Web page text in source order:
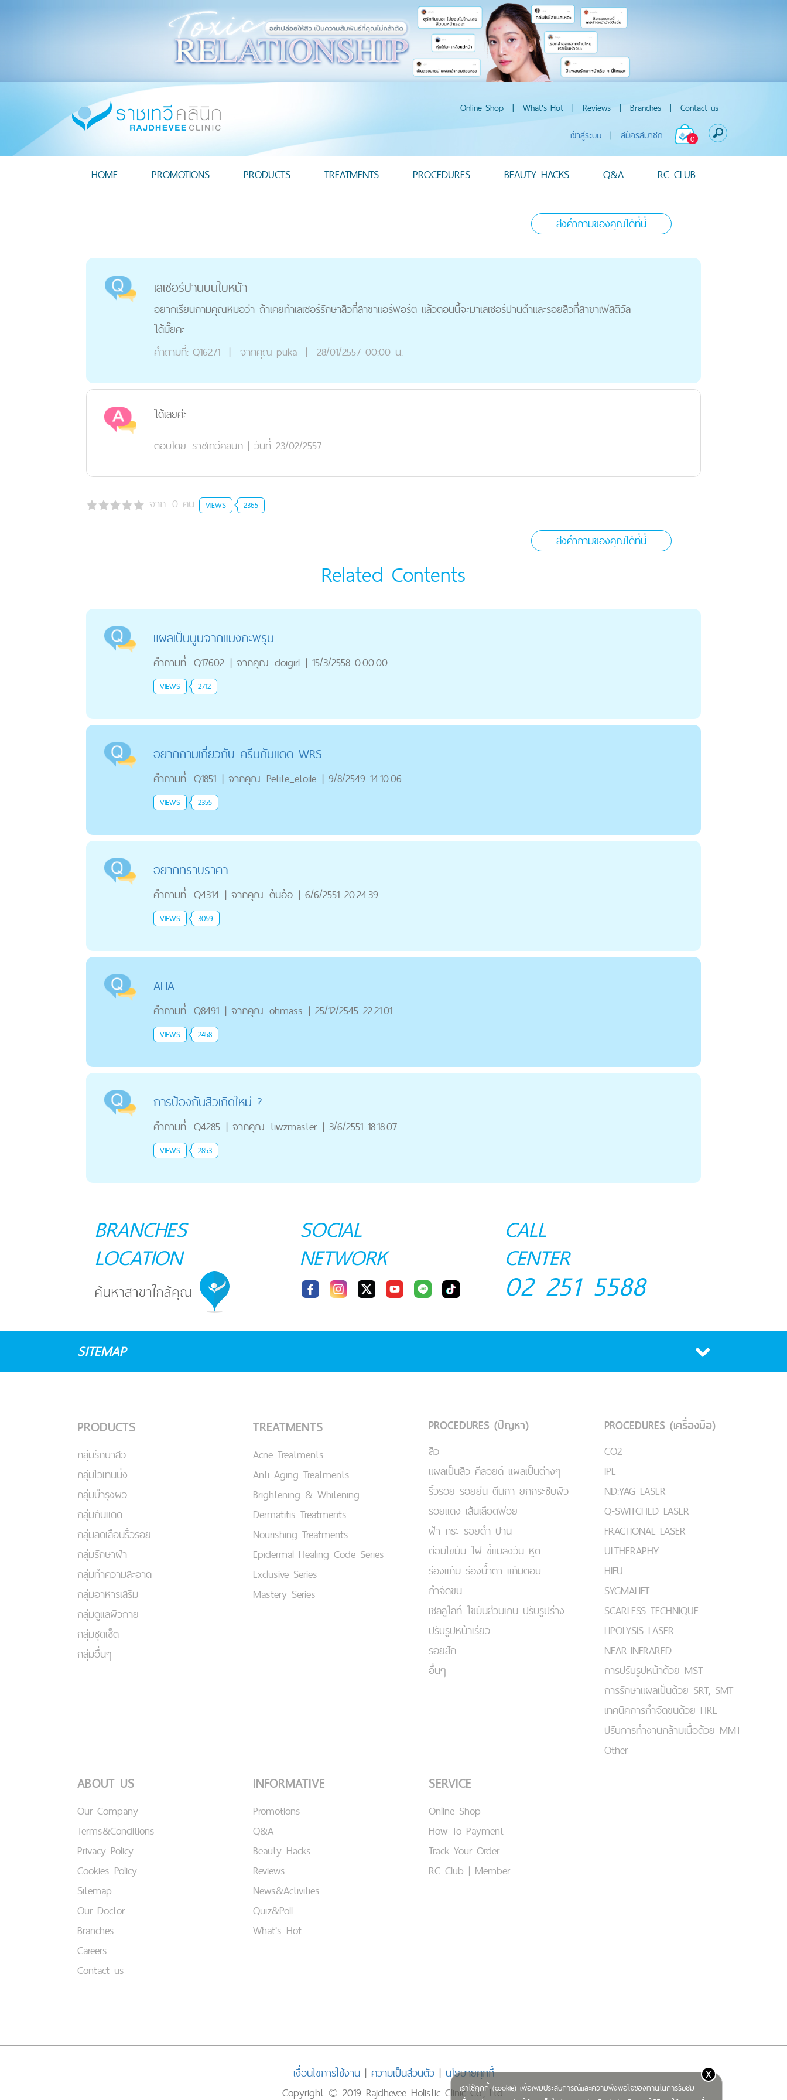
Online Shop | What's Hot | Reviews | Branches | Contact us
0
เข้าสู่ระบบ | สมัครสมาชิก
HOME PROMOTIONS PRODUCTS TREATMENTS PROCEDURES BEAUTY HACKS Q&A RC CLUB
ส่งคำถามของคุณได้ที่นี่
เลเซอร์ปานบนใบหน้า
อยากเรียนถามคุณหมอว่า ถ้าเคยทำเลเซอร์รักษาสิวที่สาขาแอร์พอร์ต แล้วตอนนี้จะมาเลเซอร์ปานดำและรอยสิวที่สาขาเฟสติวัล
ได้มั๊ยคะ
คำถามที่: Q16271 | จากคุณ puka | 28/01/2557 00:00 น.
ได้เลยค่ะ
ตอบโดย: ราชเทวีคลินิก | วันที่ 23/02/2557
จาก: 0 คน VIEWS 2365
ส่งคำถามของคุณได้ที่นี่
Related Contents
แผลเป็นนูนจากแมงกะพรุน
คำถามที่: Q17602 | จากคุณ doigirl | 15/3/2558 0:00:00
VIEWS 2712
อยากถามเกี่ยวกับ ครีมกันแดด WRS
คำถามที่: Q1851 | จากคุณ Petite_etoile | 9/8/2549 14:10:06
VIEWS 2355
อยากทราบราคา
คำถามที่: Q4314 | จากคุณ ต้นอ้อ | 6/6/2551 20:24:39
VIEWS 3059
AHA
คำถามที่: Q8491 | จากคุณ ohmass | 25/12/2545 22:21:01
VIEWS 2458
การป้องกันสิวเกิดใหม่ ?
คำถามที่: Q4285 | จากคุณ tiwzmaster | 3/6/2551 18:18:07
VIEWS 2853
เราใช้คุกกี้ (cookie) เพื่อเพิ่มประสบการณ์และความพึงพอใจของท่านในการรับชม
x
BRANCHES
LOCATION
SOCIAL
NETWORK
CALL
CENTER
02 251 5588
SITEMAP
PRODUCTS
กลุ่มรักษาสิว
กลุ่มไวเทนนิ่ง
กลุ่มบำรุงผิว
กลุ่มกันแดด
กลุ่มลดเลือนริ้วรอย
กลุ่มรักษาฝ้า
กลุ่มทำความสะอาด
กลุ่มอาหารเสริม
กลุ่มดูแลผิวกาย
กลุ่มชุดเซ็ต
กลุ่มอื่นๆ
TREATMENTS
Acne Treatments
Anti Aging Treatments
Brightening & Whitening
Dermatitis Treatments
Nourishing Treatments
Epidermal Healing Code Series
Exclusive Series
Mastery Series
PROCEDURES (ปัญหา)
สิว
แผลเป็นสิว คีลอยด์ แผลเป็นต่างๆ
ริ้วรอย รอยย่น ตีนกา ยกกระชับผิว
รอยแดง เส้นเลือดฟอย
ฝ้า กระ รอยดำ ปาน
ต่อมไขมัน ไฝ ขี้แมลงวัน หูด
ร่องแก้ม ร่องน้ำตา แก้มตอบ
กำจัดขน
เชลลูไลท์ ไขมันส่วนเกิน ปรับรูปร่าง
ปรับรูปหน้าเรียว
รอยสัก
อื่นๆ
PROCEDURES (เครื่องมือ)
CO2
IPL
ND:YAG LASER
Q-SWITCHED LASER
FRACTIONAL LASER
ULTHERAPHY
HIFU
SYGMALIFT
SCARLESS TECHNIQUE
LIPOLYSIS LASER
NEAR-INFRARED
การปรับรูปหน้าด้วย MST
การรักษาแผลเป็นด้วย SRT, SMT
เทคนิคการกำจัดขนด้วย HRE
ปรับการทำงานกล้ามเนื้อด้วย MMT
Other
ABOUT US
Our Company
Terms&Conditions
Privacy Policy
Cookies Policy
Sitemap
Our Doctor
Branches
Careers
Contact us
INFORMATIVE
Promotions
Q&A
Beauty Hacks
Reviews
News&Activities
Quiz&Poll
What's Hot
SERVICE
Online Shop
How To Payment
Track Your Order
RC Club | Member
เงื่อนไขการใช้งาน| ความเป็นส่วนตัว| นโยบายคุกกี้
Copyright © 2019 Rajdhevee Holistic Clinic Co., Ltd.